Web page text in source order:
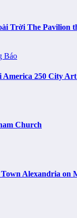
Trời The
Báo
250 City
Church
Alexandria on